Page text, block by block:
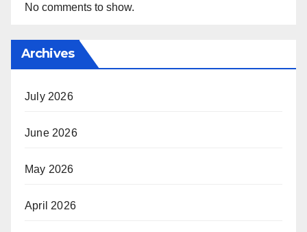
No comments to show.
Archives
July 2026
June 2026
May 2026
April 2026